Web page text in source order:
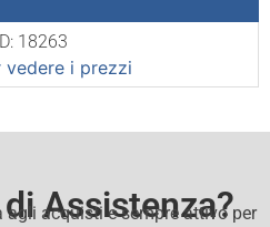
18263
vedere i prezzi
Assistenza?
agli acquisti e sempre attivo per